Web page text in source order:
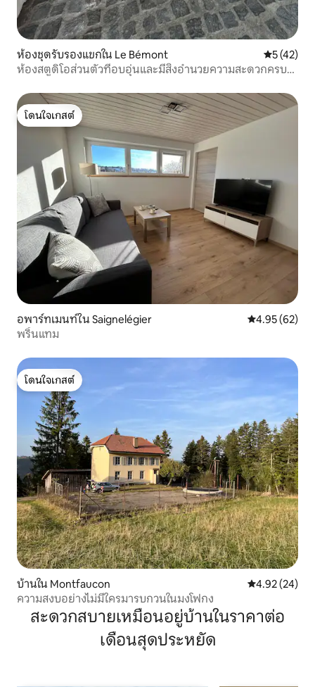
ห้องชุดรับรองแขกใน Le Bémont คะแนนเฉลี่
5 (42)
ห้องสตูดิโอส่วนตัวที่อบอุ่นและมีสิ่งอำนวยความสะดวกครบ
โดนใจเกสต์
โดนใจเกสต์
อพาร์ทเมนท์ใน Saignelégier คะแนนเฉลี่ย
4.95 (62)
พริ้นแทม
โดนใจเกสต์
โดนใจเกสต์
บ้านใน Montfaucon คะแนนเฉลี่ย
4.92 (24)
ความสงบอย่างไม่มีใครมารบกวนในมงโฟกง
สะดวกสบายเหมือนอยู่บ้านในราคาต่อ
เดือนสุดประหยัด